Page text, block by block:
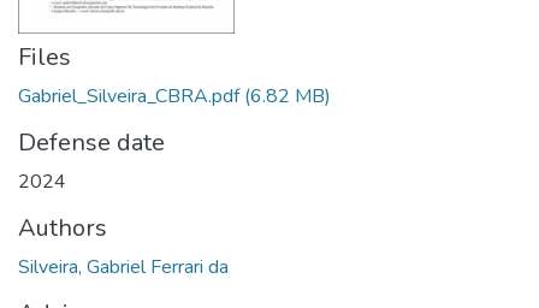
Files
Gabriel_Silveira_CBRA.pdf(6.82 MB)
Defense date
2024
Authors
Silveira, Gabriel Ferrari da